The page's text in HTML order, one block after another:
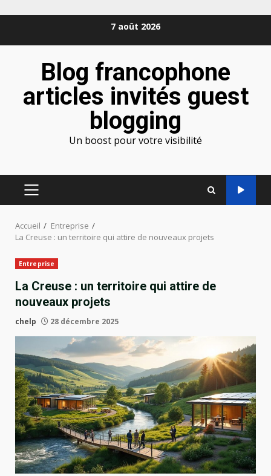
7 août 2026
Blog francophone
articles invités guest
blogging
Un boost pour votre visibilité
MENU
Accueil
Entreprise
La Creuse : un territoire qui attire de nouveaux projets
Entreprise
La Creuse : un territoire qui attire de
nouveaux projets
chelp 28 décembre 2025